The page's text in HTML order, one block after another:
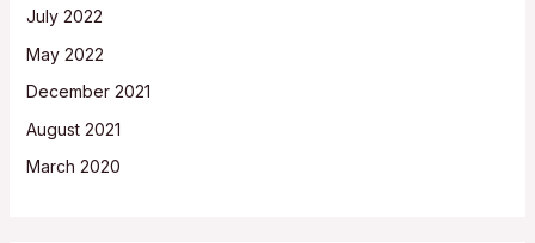
July 2022
May 2022
December 2021
August 2021
March 2020